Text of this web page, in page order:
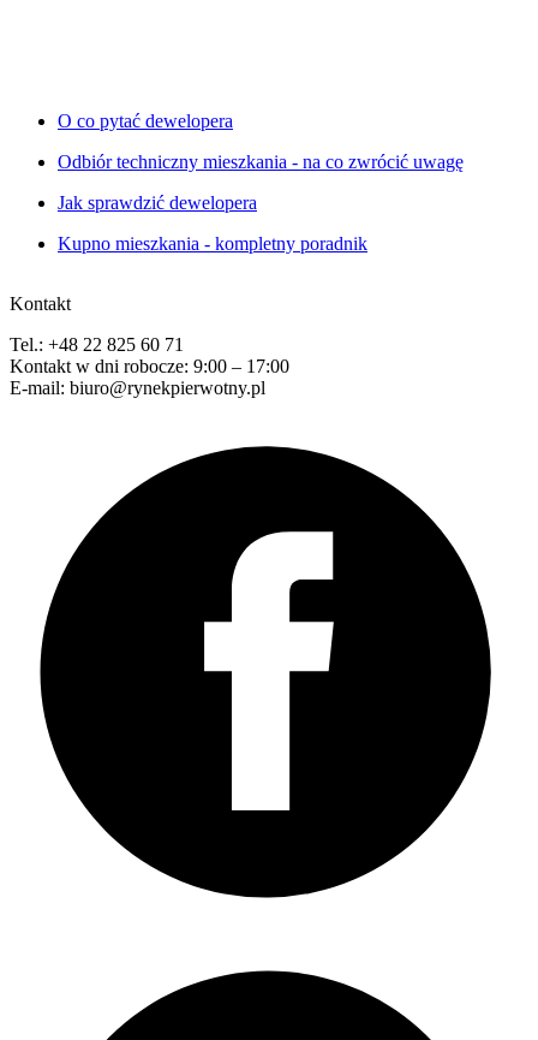
O co pytać dewelopera
Odbiór techniczny mieszkania - na co zwrócić uwagę
Jak sprawdzić dewelopera
Kupno mieszkania - kompletny poradnik
Kontakt
Tel.: +48 22 825 60 71
Kontakt w dni robocze: 9:00 – 17:00
E-mail: biuro@rynekpierwotny.pl